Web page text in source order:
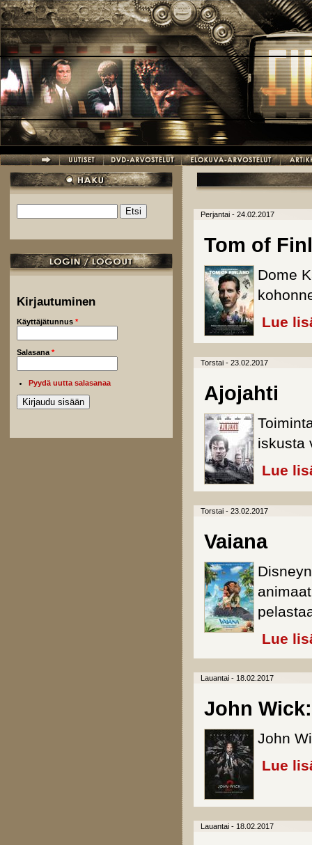
Hyppää pääsisältöön
Hakulomake
Kirjautuminen
Käyttäjätunnus *
Salasana *
Pyydä uutta salasanaa
Perjantai - 24.02.2017
Tom of
Dome
Lue
Torstai - 23.02.2017
Ajojahti
iskusta
Lue
Torstai - 23.02.2017
Vaiana
Lue
Lauantai - 18.02.2017
John
John
Lue
Lauantai - 18.02.2017